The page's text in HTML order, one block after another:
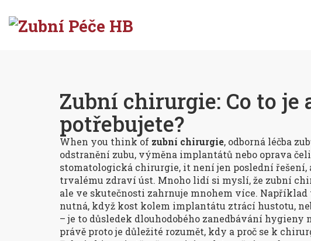
Zubní chirurgie: Co to je
potřebujete?
When you think of zubní chirurgie, odborná léčba
odstranění zubu, výměna implantátů nebo oprava
stomatologická chirurgie, it není jen poslední
trvalému zdraví úst. Mnoho lidí si myslí, že zubní
ale ve skutečnosti zahrnuje mnohem více.
nutná, když kost kolem implantátu ztrácí hustotu,
– je to důsledek dlouhodobého zanedbávání hygieny
právě proto je důležité rozumět, kdy a proč se k